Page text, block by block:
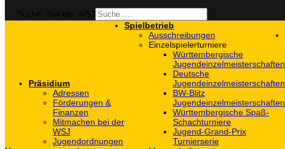
Präsidium
Adressen
Förderungen &
Finanzen
Mitmachen bei der
WSJ
Jugendordnungen
Spielbetrieb
Ausschreibungen
Einzelspielerturniere
Württembergische
Jugendeinzelmeisterschaften
Deutsche
Jugendeinzelmeisterschaften
BW-Blitz
Jugendeinzelmeisterschaften
Württembergische Spaß-
Schachturniere
Jugend-Grand-Prix
Turnierserie